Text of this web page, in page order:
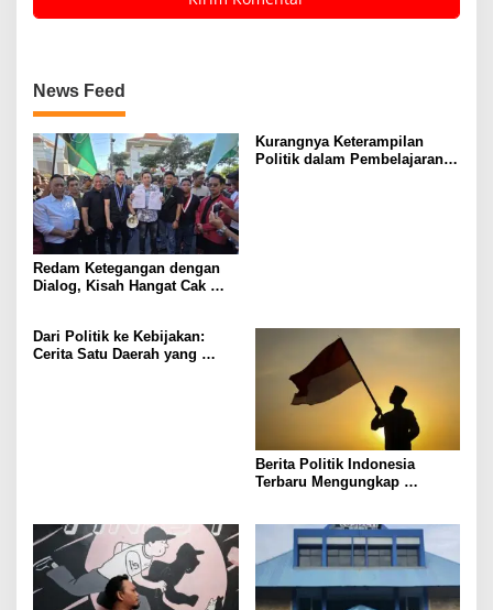
News Feed
Redam Ketegangan dengan
Dialog, Kisah Hangat Cak
Surabaya
Kurangnya Keterampilan
Politik dalam Pembelajaran
Dari Politik ke Kebijakan:
Cerita Satu Daerah yang
Berita Politik Indonesia
Terbaru Mengungkap